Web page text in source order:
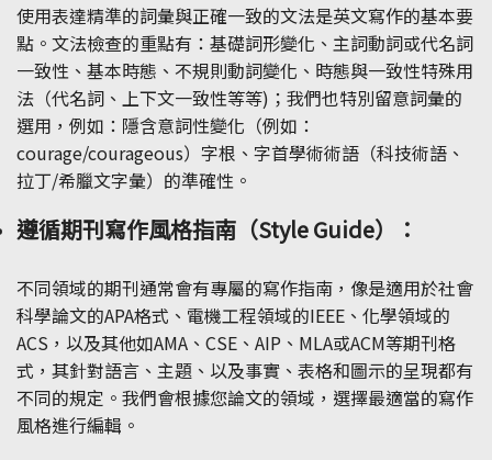
使用表達精準的詞彙與正確一致的文法是英文寫作的基本要
點。文法檢查的重點有：基礎詞形變化、主詞動詞或代名詞
一致性、基本時態、不規則動詞變化、時態與一致性特殊用
法（代名詞、上下文一致性等等)；我們也特別留意詞彙的
選用，例如：隱含意詞性變化（例如：
courage/courageous）字根、字首學術術語（科技術語、
拉丁/希臘文字彙）的準確性。
遵循期刊寫作風格指南（Style Guide）：
不同領域的期刊通常會有專屬的寫作指南，像是適用於社會
科學論文的APA格式、電機工程領域的IEEE、化學領域的
ACS，以及其他如AMA、CSE、AIP、MLA或ACM等期刊格
式，其針對語言、主題、以及事實、表格和圖示的呈現都有
不同的規定。我們會根據您論文的領域，選擇最適當的寫作
風格進行編輯。